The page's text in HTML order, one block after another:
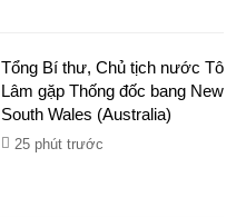
Tổng Bí thư, Chủ tịch nước Tô
Lâm gặp Thống đốc bang New
South Wales (Australia)
25 phút trước